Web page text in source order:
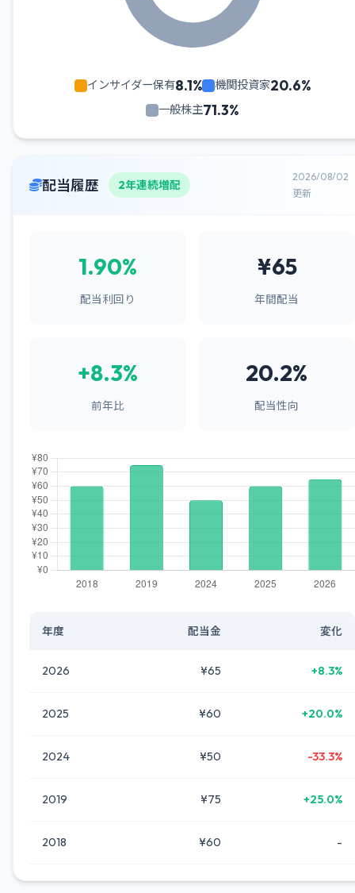
インサイダー保有8.1% 機関投資家20.6%
一般株主71.3%
配当履歴 2年連続増配
2026/08/02
更新
1.90%
配当利回り
¥65
年間配当
+8.3%
前年比
20.2%
配当性向
年度 配当金 変化
2026 ¥65 +8.3%
2025 ¥60 +20.0%
2024 ¥50 -33.3%
2019 ¥75 +25.0%
2018 ¥60 -